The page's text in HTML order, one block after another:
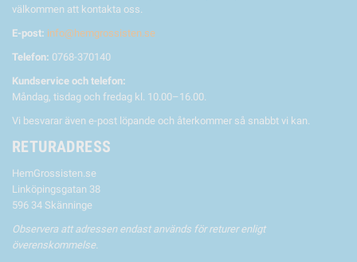
välkommen att kontakta oss.
E-post: info@hemgrossisten.se
Telefon: 0768-370140
Kundservice och telefon:
Måndag, tisdag och fredag kl. 10.00–16.00.
Vi besvarar även e-post löpande och återkommer så snabbt vi kan.
RETURADRESS
HemGrossisten.se
Linköpingsgatan 38
596 34 Skänninge
Observera att adressen endast används för returer enligt
överenskommelse.